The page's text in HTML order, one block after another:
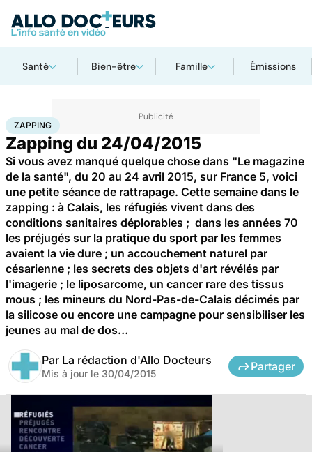
Santé Bien-être Famille Émissions
AccueilSanté
ZAPPING
Zapping du 24/04/2015
Si vous avez manqué quelque chose dans "Le magazine
de la santé", du 20 au 24 avril 2015, sur France 5, voici
une petite séance de rattrapage. Cette semaine dans le
zapping : à Calais, les réfugiés vivent dans des
conditions sanitaires déplorables ; dans les années 70
les préjugés sur la pratique du sport par les femmes
avaient la vie dure ; un accouchement naturel par
césarienne ; les secrets des objets d'art révélés par
l'imagerie ; le liposarcome, un cancer rare des tissus
mous ; les mineurs du Nord-Pas-de-Calais décimés par
la silicose ou encore une campagne pour sensibiliser les
jeunes au mal de dos…
Par La rédaction d'Allo Docteurs
Mis à jour le 30/04/2015
Partager